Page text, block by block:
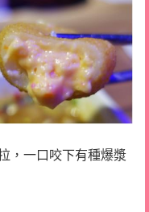
，一口咬下有種爆漿